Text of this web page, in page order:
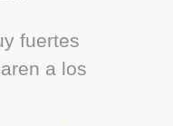
fuertes
a los